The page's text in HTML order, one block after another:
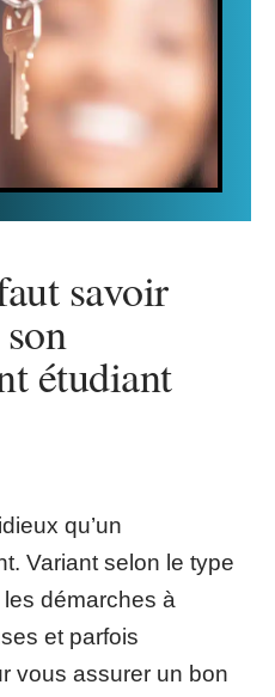
savoir
étudiant
qu’un
Variant selon le type
démarches à
et parfois
vous assurer un bon